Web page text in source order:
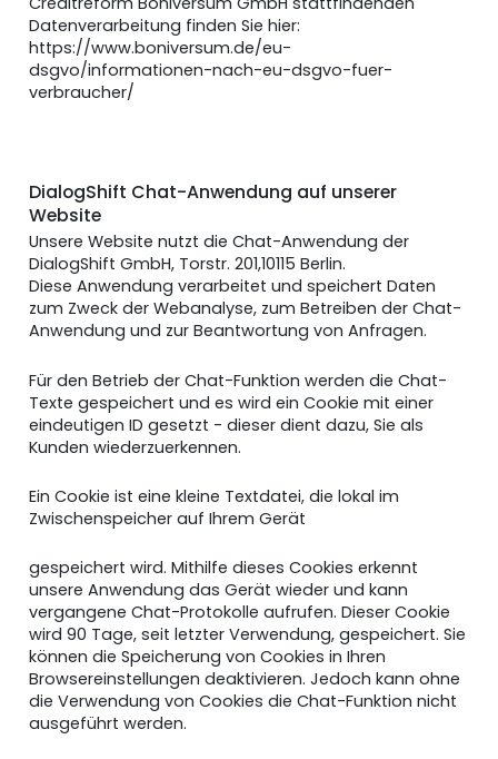
Datenverarbeitung finden Sie hier:
https://www.boniversum.de/eu-
dsgvo/informationen-nach-eu-dsgvo-fuer-
verbraucher/
DialogShift Chat-Anwendung auf unserer
Website
Unsere Website nutzt die Chat-Anwendung der
DialogShift GmbH, Torstr. 201,10115 Berlin.
Diese Anwendung verarbeitet und speichert Daten
zum Zweck der Webanalyse, zum Betreiben der Chat-
Anwendung und zur Beantwortung von Anfragen.
Für den Betrieb der Chat-Funktion werden die Chat-
Texte gespeichert und es wird ein Cookie mit einer
eindeutigen ID gesetzt - dieser dient dazu, Sie als
Kunden wiederzuerkennen.
Ein Cookie ist eine kleine Textdatei, die lokal im
Zwischenspeicher auf Ihrem Gerät
gespeichert wird. Mithilfe dieses Cookies erkennt
unsere Anwendung das Gerät wieder und kann
vergangene Chat-Protokolle aufrufen. Dieser Cookie
wird 90 Tage, seit letzter Verwendung, gespeichert. Sie
können die Speicherung von Cookies in Ihren
Browsereinstellungen deaktivieren. Jedoch kann ohne
die Verwendung von Cookies die Chat-Funktion nicht
ausgeführt werden.